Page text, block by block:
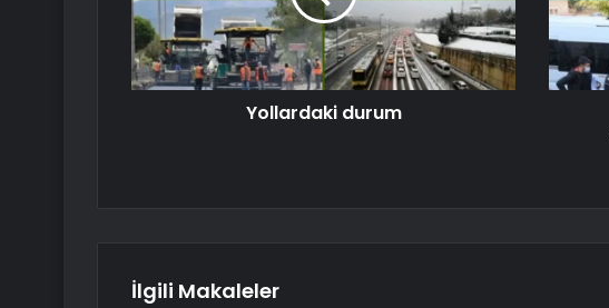
Yollardaki durum
İlgili Makaleler